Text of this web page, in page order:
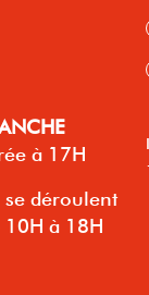
à 17H
se déroulent
10H à 18H